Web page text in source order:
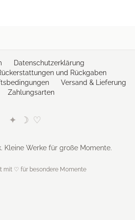
Datenschutzerklärung
und Rückgaben
Versand & Lieferung
Zahlungsarten
✦ ☽ ♡
Kleine Werke für große Momente.
mit ♡ für besondere Momente